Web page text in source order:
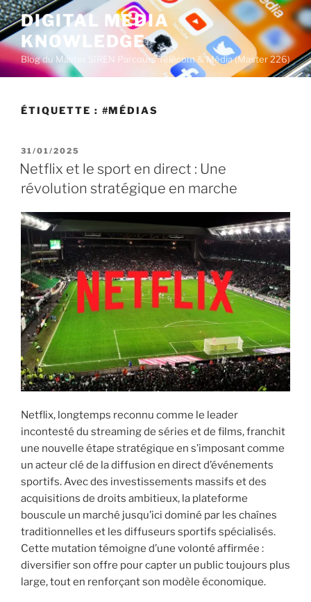
A
l
l
e
r
DIGITAL MEDIA
KNOWLEDGE
Blog du Master SIREN Parcours Télécom & Média (Master 226)
ÉTIQUETTE : #MÉDIAS
P
U
B
L
É
L
E
31/01/2025
Netflix et le sport en direct : Une
révolution stratégique en marche
Netflix, longtemps reconnu comme le leader
incontesté du streaming de séries et de films, franchit
une nouvelle étape stratégique en s’imposant comme
un acteur clé de la diffusion en direct d’événements
sportifs. Avec des investissements massifs et des
acquisitions de droits ambitieux, la plateforme
bouscule un marché jusqu’ici dominé par les chaînes
traditionnelles et les diffuseurs sportifs spécialisés.
Cette mutation témoigne d’une volonté affirmée :
diversifier son offre pour capter un public toujours plus
large, tout en renforçant son modèle économique.